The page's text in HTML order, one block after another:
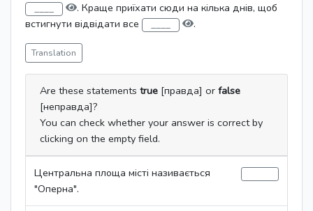
. Краще приїхати сюди на кілька днів, щоб
встигнути відвідати все
.
Translation
Are these statements true [правда] or false
[неправда]?
You can check whether your answer is correct by
clicking on the empty field.
Центральна площа місті називається
"Оперна".